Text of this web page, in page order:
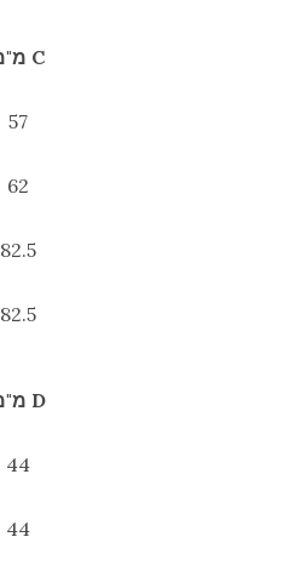
C מ"מ
57
62
82.5
82.5
D מ"מ
44
44